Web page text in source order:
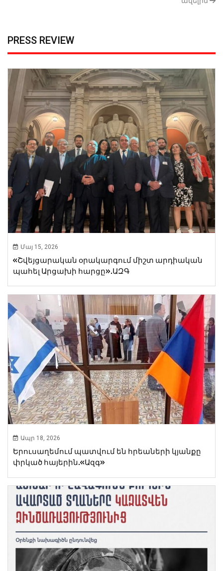
PRESS REVIEW
Մայ 15, 2026
«Շվեյցարական օրակարգում միշտ արդիական
պահել Արցախի հարցը».ԱԶԳ
Ապր 18, 2026
Երուսաղեմում պատվում են հրեաների կյանքը
փրկած հայերին.«Ազգ»